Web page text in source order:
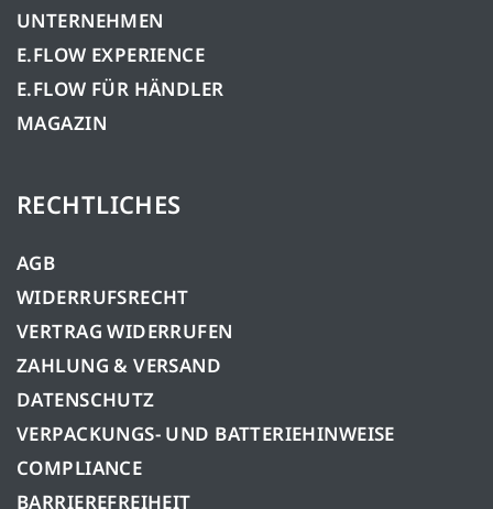
UNTERNEHMEN
E.FLOW EXPERIENCE
E.FLOW FÜR HÄNDLER
MAGAZIN
RECHTLICHES
AGB
WIDERRUFSRECHT
VERTRAG WIDERRUFEN
ZAHLUNG & VERSAND
DATENSCHUTZ
VERPACKUNGS- UND BATTERIEHINWEISE
COMPLIANCE
BARRIEREFREIHEIT